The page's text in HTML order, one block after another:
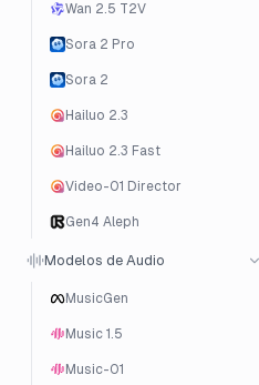
Wan 2.5 T2V
Sora 2 Pro
Sora 2
Hailuo 2.3
Hailuo 2.3 Fast
Video-01 Director
Gen4 Aleph
Modelos de Audio
MusicGen
Music 1.5
Music-01